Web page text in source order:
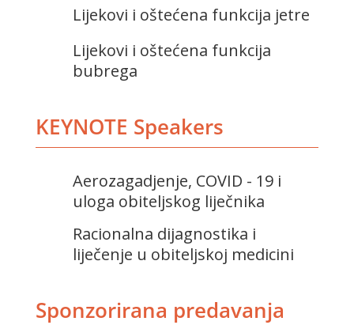
Lijekovi i oštećena funkcija jetre
Lijekovi i oštećena funkcija
bubrega
KEYNOTE Speakers
Aerozagadjenje, COVID - 19 i
uloga obiteljskog liječnika
Racionalna dijagnostika i
liječenje u obiteljskoj medicini
Sponzorirana predavanja